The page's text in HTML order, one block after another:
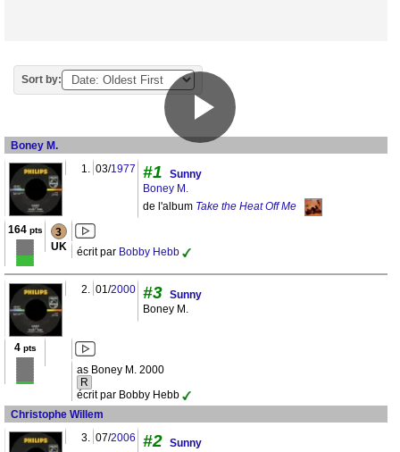
Sort by:
Boney M.
1.
03/1977 #1
Sunny
Boney M.
de l'album Take the Heat Off Me
164pts 3
UK écrit par Bobby Hebb
2. 01/2000 #3 Sunny
Boney M.
4pts
as Boney M. 2000
R
écrit par Bobby Hebb
Christophe Willem
3. 07/2006 #2 Sunny